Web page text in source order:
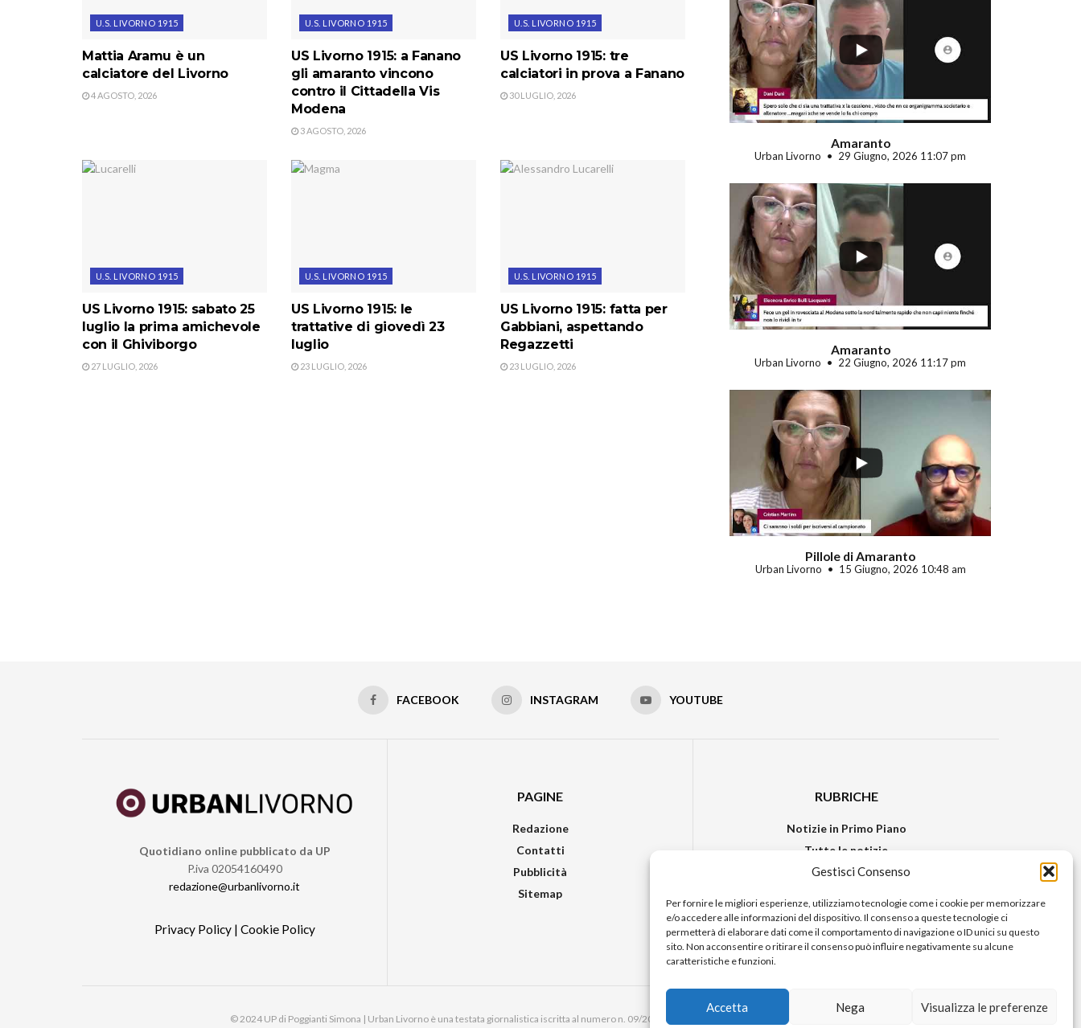
Gestisci Consenso
Per fornire le migliori esperienze, utilizziamo tecnologie come i cookie per memorizzare
e/o accedere alle informazioni del dispositivo. Il consenso a queste tecnologie ci
permetterà di elaborare dati come il comportamento di navigazione o ID unici su questo
sito. Non acconsentire o ritirare il consenso può influire negativamente su alcune
caratteristiche e funzioni.
Accetta Nega Visualizza le preferenze
U.S. LIVORNO 1915
Mattia Aramu è un
calciatore del Livorno
4 AGOSTO, 2026
U.S. LIVORNO 1915
US Livorno 1915: a Fanano
gli amaranto vincono
contro il Cittadella Vis
Modena
3 AGOSTO, 2026
U.S. LIVORNO 1915
US Livorno 1915: tre
calciatori in prova a Fanano
30 LUGLIO, 2026
U.S. LIVORNO 1915
US Livorno 1915: sabato 25
luglio la prima amichevole
con il Ghiviborgo
27 LUGLIO, 2026
U.S. LIVORNO 1915
US Livorno 1915: le
trattative di giovedì 23
luglio
23 LUGLIO, 2026
U.S. LIVORNO 1915
US Livorno 1915: fatta per
Gabbiani, aspettando
Regazzetti
23 LUGLIO, 2026
...
Amaranto
Urban Livorno 29 Giugno, 2026 11:07 pm
...
Amaranto
Urban Livorno 22 Giugno, 2026 11:17 pm
Pillole di Amaranto
Urban Livorno 15 Giugno, 2026 10:48 am
FACEBOOK INSTAGRAM YOUTUBE
Quotidiano online pubblicato da UP
P.iva 02054160490
redazione@urbanlivorno.it
Privacy Policy| Cookie Policy
PAGINE
Redazione
Contatti
Pubblicità
Sitemap
RUBRICHE
Notizie in Primo Piano
Tutte le notizie
Urban Video
© 2024 UP di Poggianti Simona | Urban Livorno è una testata giornalistica iscritta al numero n. 09/2018 del Registro Stampa del Tribunale di Livorno